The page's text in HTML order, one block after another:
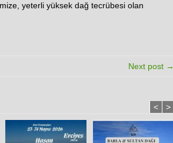
yeterli yüksek dağ tecrübesi olan
Next post →
< >